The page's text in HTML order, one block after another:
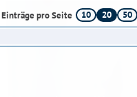
Einträge pro Seite 10 20
50